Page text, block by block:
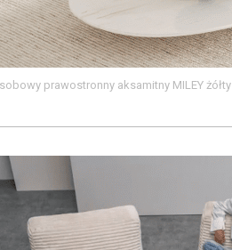
prawostronny aksamitny MILEY żółty